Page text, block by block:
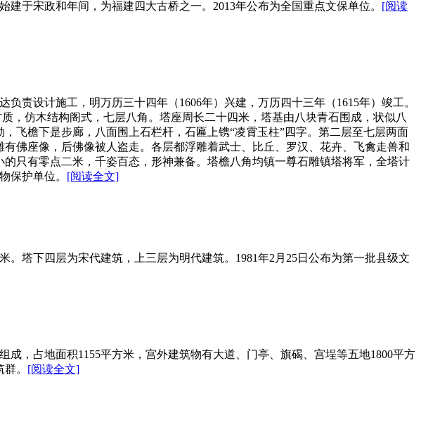
于宋政和年间，为福建四大古桥之一。2013年公布为全国重点文保单位。 [阅读
责设计施工，明万历三十四年（1606年）兴建，万历四十三年（1615年）竣工。
，仿木结构阁式，七层八角。塔座周长二十四米，塔基由八块青石围成，状似八
飞檐下是步廊，八面围上石栏杆，石匾上镌“凌霄玉柱”四字。第二层至七层两面
佛座像，后佛像被人盗走。各层都浮雕着武士、比丘、罗汉、花卉、飞禽走兽和
只有零点二米，千姿百态，形神兼备。塔檐八角均镇一尊石雕镇塔将军，全塔计
保护单位。 [阅读全文]
塔下四层为宋代建筑，上三层为明代建筑。1981年2月25日公布为第一批县级文
，占地面积1155平方米，宫外建筑物有大道、门亭、旗碣、宫埕等五地1800平方
。 [阅读全文]